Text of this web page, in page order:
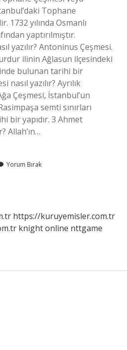
Tophane
1732 yılında Osmanlı
yaptırılmıştır.
yazılır? Antoninus Çeşmesi.
ilinin Ağlasun ilçesindeki
bulunan tarihi bir
nasıl yazılır? Ayrılık
Çeşmesi, İstanbul’un
semti sınırları
bir yapıdır. 3 Ahmet
Allah’ın…
Yorum Bırak
https://kuruyemisler.com.tr
knight online nttgame